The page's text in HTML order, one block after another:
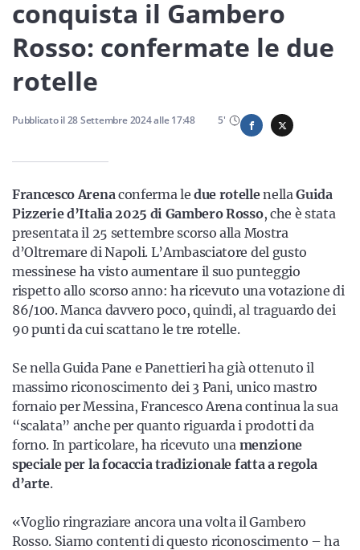
Servizi
nostra newsletter
Iscriviti
conquista il Gambero
Rosso: confermate le due
rotelle
Pubblicato il28 Settembre 2024alle17:48 5'
Francesco Arenaconferma ledue rotellenellaGuida
Pizzerie d’Italia 2025 di Gambero Rosso, che è stata
presentata il 25 settembre scorso alla Mostra
d’Oltremare di Napoli. L’Ambasciatore del gusto
messinese ha visto aumentare il suo punteggio
rispetto allo scorso anno: ha ricevuto una votazione di
86/100. Manca davvero poco, quindi, al traguardo dei
90 punti da cui scattano le tre rotelle.
Se nella Guida Pane e Panettieri ha già ottenuto il
massimo riconoscimento dei 3 Pani, unico mastro
fornaio per Messina, Francesco Arena continua la sua
“scalata” anche per quanto riguarda i prodotti da
forno. In particolare, ha ricevuto una menzione
speciale per la focaccia tradizionale fatta a regola
d’arte.
«Voglio ringraziare ancora una volta il Gambero
Rosso. Siamo contenti di questo riconoscimento – ha